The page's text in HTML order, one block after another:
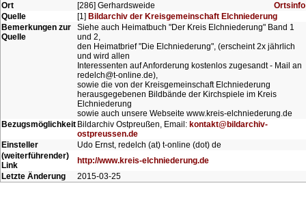
Ort
[286] Gerhardsweide
Ortsinfo
Quelle
[1] Bildarchiv der Kreisgemeinschaft Elchniederung
Bemerkungen zur
Quelle
Siehe auch Heimatbuch "Der Kreis Elchniederung" Band 1
und 2,
den Heimatbrief "Die Elchniederung", (erscheint 2x jährlich
und wird allen
Interessenten auf Anforderung kostenlos zugesandt - Mail an
redelch@t-online.de),
sowie die von der Kreisgemeinschaft Elchniederung
herausgegebenen Bildbände der Kirchspiele im Kreis
Elchniederung
sowie auch unsere Webseite www.kreis-elchniederung.de
Bezugsmöglichkeit Bildarchiv Ostpreußen, Email: kontakt@bildarchiv-
ostpreussen.de
Einsteller
Udo Ernst, redelch (at) t-online (dot) de
(weiterführender)
Link
http://www.kreis-elchniederung.de
Letzte Änderung
2015-03-25